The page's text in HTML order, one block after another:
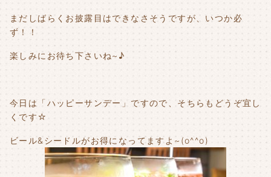
まだしばらくお披露目はできなさそうですが、いつか必
ず！！
楽しみにお待ち下さいね~♪
今日は「ハッピーサンデー」ですので、そちらもどうぞ宜し
くです☆
ビール&シードルがお得になってますよ~(o^^o)